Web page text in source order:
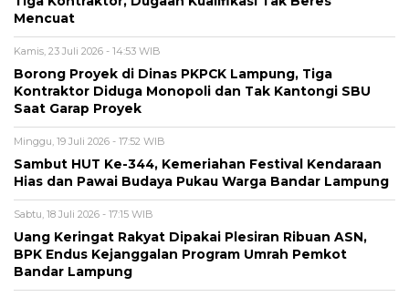
Mencuat
Kamis, 23 Juli 2026 - 14:53 WIB
Borong Proyek di Dinas PKPCK Lampung, Tiga
Kontraktor Diduga Monopoli dan Tak Kantongi SBU
Saat Garap Proyek
Minggu, 19 Juli 2026 - 17:52 WIB
Sambut HUT Ke-344, Kemeriahan Festival Kendaraan
Hias dan Pawai Budaya Pukau Warga Bandar Lampung
Sabtu, 18 Juli 2026 - 17:15 WIB
Uang Keringat Rakyat Dipakai Plesiran Ribuan ASN,
BPK Endus Kejanggalan Program Umrah Pemkot
Bandar Lampung